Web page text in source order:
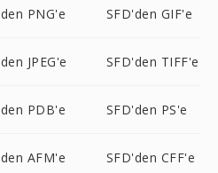
PNG'e SFD'den GIF'e
JPEG'e SFD'den TIFF'e
PDB'e SFD'den PS'e
AFM'e SFD'den CFF'e